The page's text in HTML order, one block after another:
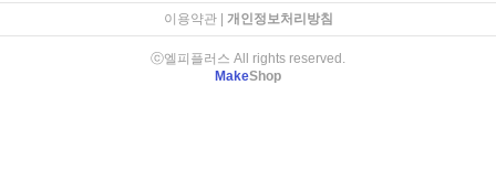
이용약관| 개인정보처리방침
ⓒ엘피플러스 All rights reserved.
MakeShop